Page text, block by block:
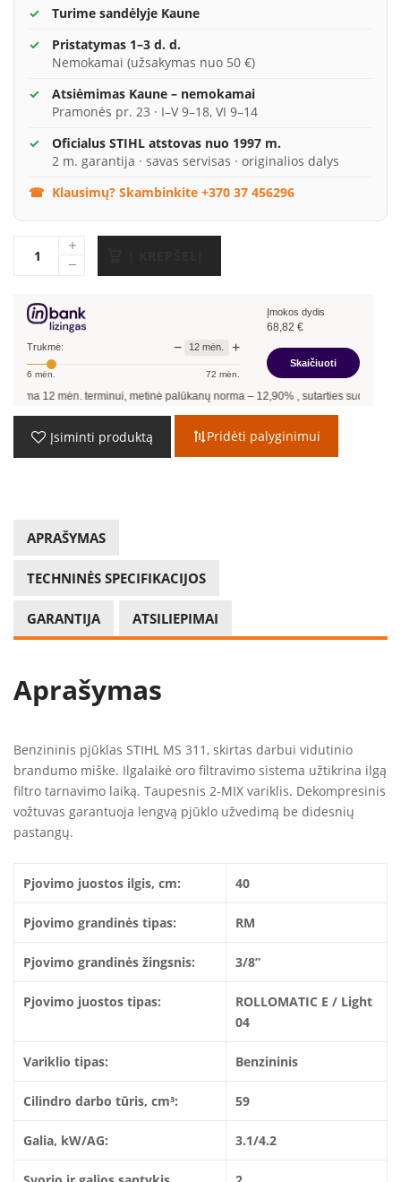
Turime sandėlyje Kaune
Pristatymas 1–3 d. d.
Nemokamai (užsakymas nuo 50 €)
Atsiėmimas Kaune – nemokamai
Pramonės pr. 23 · I–V 9–18, VI 9–14
Oficialus STIHL atstovas nuo 1997 m.
2 m. garantija · savas servisas · originalios dalys
Klausimų? Skambinkite +370 37 456296
Trukmė: − 12 mėn. +
6 mėn. 72 mėn.
Įmokos dydis
68,82 €
Skaičiuoti
terminui, metinė palūkanų norma –12,90%, sutarties sudarymo mokestis -
Įsiminti produktą Pridėti palyginimui
APRAŠYMAS
TECHNINĖS SPECIFIKACIJOS
GARANTIJA ATSILIEPIMAI
Aprašymas
Benzininis pjūklas STIHL MS 311, skirtas darbui vidutinio
brandumo miške. Ilgalaikė oro filtravimo sistema užtikrina ilgą
filtro tarnavimo laiką. Taupesnis 2-MIX variklis. Dekompresinis
vožtuvas garantuoja lengvą pjūklo užvedimą be didesnių
pastangų.
Pjovimo juostos ilgis, cm: 40
Pjovimo grandinės tipas: RM
Pjovimo grandinės žingsnis: 3/8”
Pjovimo juostos tipas:
ROLLOMATIC E / Light
04
Variklio tipas: Benzininis
Cilindro darbo tūris, cm³: 59
Galia, kW/AG: 3.1/4.2